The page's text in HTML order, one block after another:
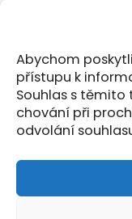
Abychom
přístupu k
Souhlas s
chování při
odvolání